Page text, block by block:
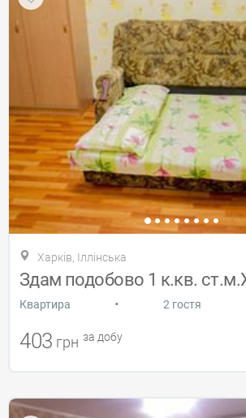
Харків, Іллінська
Квартира • 2 гостя
403 грн за добу